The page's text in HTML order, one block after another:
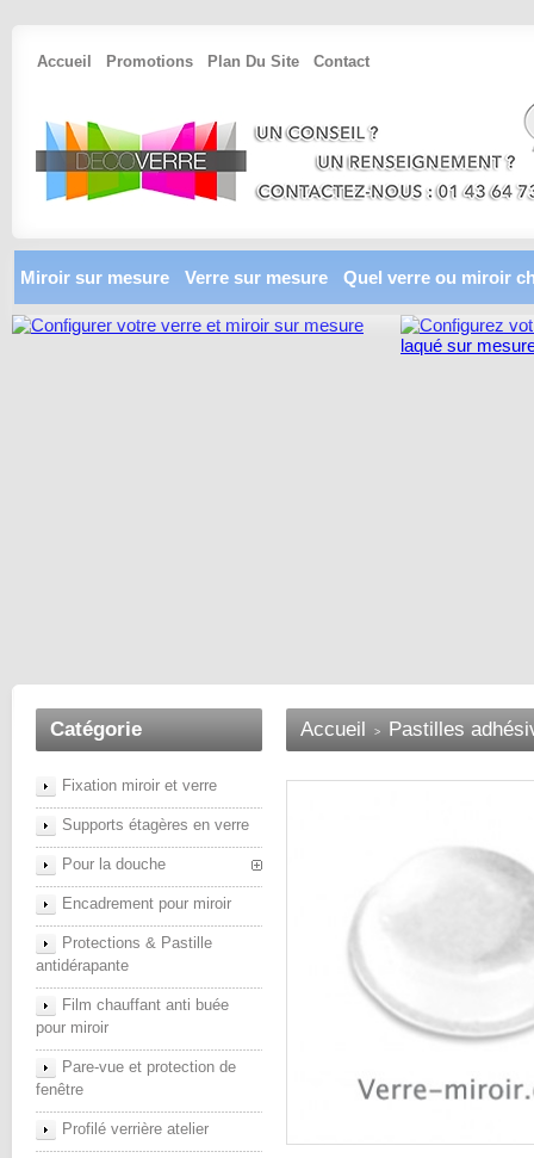
Miroir sur mesure Verre sur mesure Quel verre ou miroir
Accueil Promotions Plan Du Site Contact
Catégorie
Fixation miroir et verre
Supports étagères en verre
Pour la douche
Encadrement pour miroir
Protections & Pastille
antidérapante
Film chauffant anti buée
pour miroir
Pare-vue et protection de
fenêtre
Profilé verrière atelier
Accueil > Pastilles